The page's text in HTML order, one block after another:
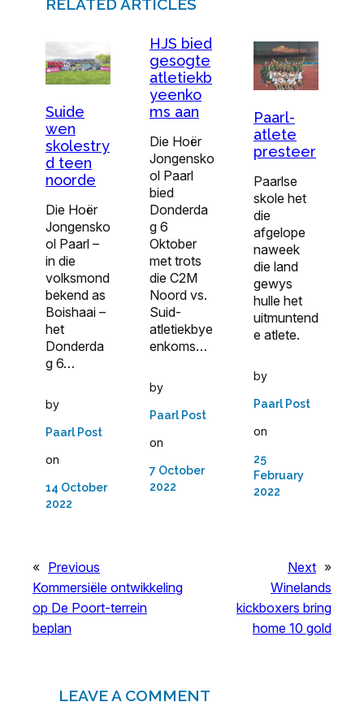
RELATED ARTICLES
Suide
wen
skolestry
d teen
noorde
Die Hoër
Jongensko
ol Paarl –
in die
volksmond
bekend as
Boishaai –
het
Donderda
g 6…
by
Paarl Post
on
14 October
2022
HJS bied
gesogte
atletiekb
yeenko
ms aan
Die Hoër
Jongensko
ol Paarl
bied
Donderda
g 6
Oktober
met trots
die C2M
Noord vs.
Suid-
atletiekbye
enkoms…
by
Paarl Post
on
7 October
2022
Paarl-
atlete
presteer
Paarlse
skole het
die
afgelope
naweek
die land
gewys
hulle het
uitmuntend
e atlete.
by
Paarl Post
on
25
February
2022
« Previous
Kommersiële ontwikkeling
op De Poort-terrein
beplan
Next »
Winelands
kickboxers bring
home 10 gold
LEAVE A COMMENT